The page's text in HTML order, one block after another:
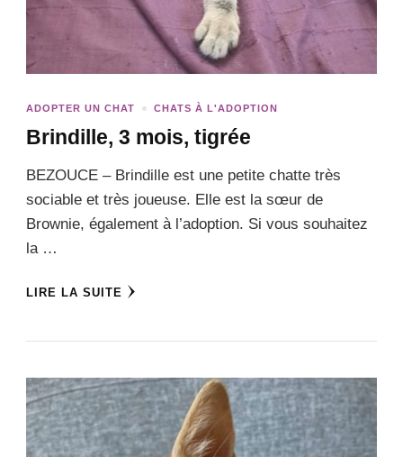
ADOPTER UN CHAT CHATS À L'ADOPTION
Brindille, 3 mois, tigrée
BEZOUCE – Brindille est une petite chatte très
sociable et très joueuse. Elle est la sœur de
Brownie, également à l’adoption. Si vous souhaitez
la …
LIRE LA SUITE